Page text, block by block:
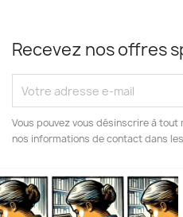
Recevez nos offres
Vous pouvez vous désinscrire à
nos informations de contact dans